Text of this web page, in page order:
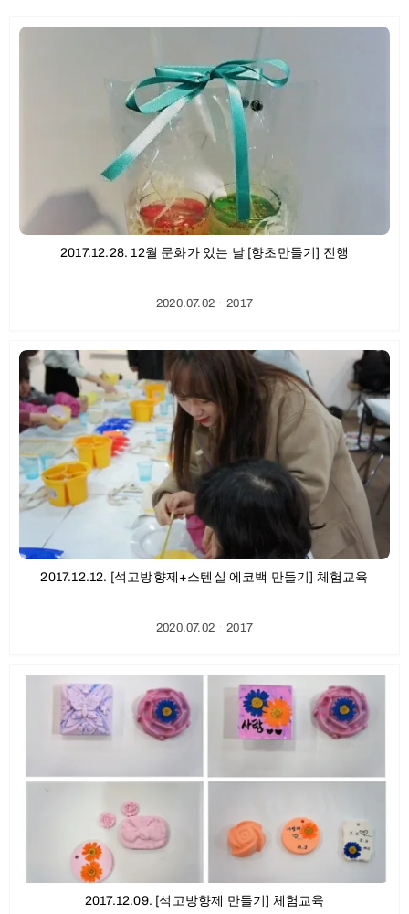
2017.12.28. 12월 문화가 있는 날 [향초만들기] 진행
2020.07.02ㆍ2017
2017.12.12. [석고방향제+스텐실 에코백 만들기] 체험교육
2020.07.02ㆍ2017
2017.12.09. [석고방향제 만들기] 체험교육